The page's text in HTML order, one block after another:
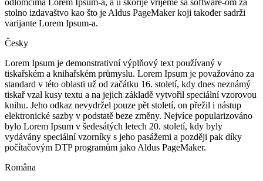
stolno izdavaštvo kao što je Aldus PageMaker koji također sadrži
varijante Lorem Ipsum-a.
Česky
Lorem Ipsum je demonstrativní výplňový text používaný v
tiskařském a knihařském průmyslu. Lorem Ipsum je považováno za
standard v této oblasti už od začátku 16. století, kdy dnes neznámý
tiskař vzal kusy textu a na jejich základě vytvořil speciální vzorovou
knihu. Jeho odkaz nevydržel pouze pět století, on přežil i nástup
elektronické sazby v podstatě beze změny. Nejvíce popularizováno
bylo Lorem Ipsum v šedesátých letech 20. století, kdy byly
vydávány speciální vzorníky s jeho pasážemi a později pak díky
počítačovým DTP programům jako Aldus PageMaker.
Româna